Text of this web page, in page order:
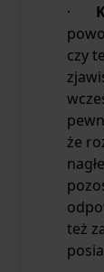
·
czy
że
też